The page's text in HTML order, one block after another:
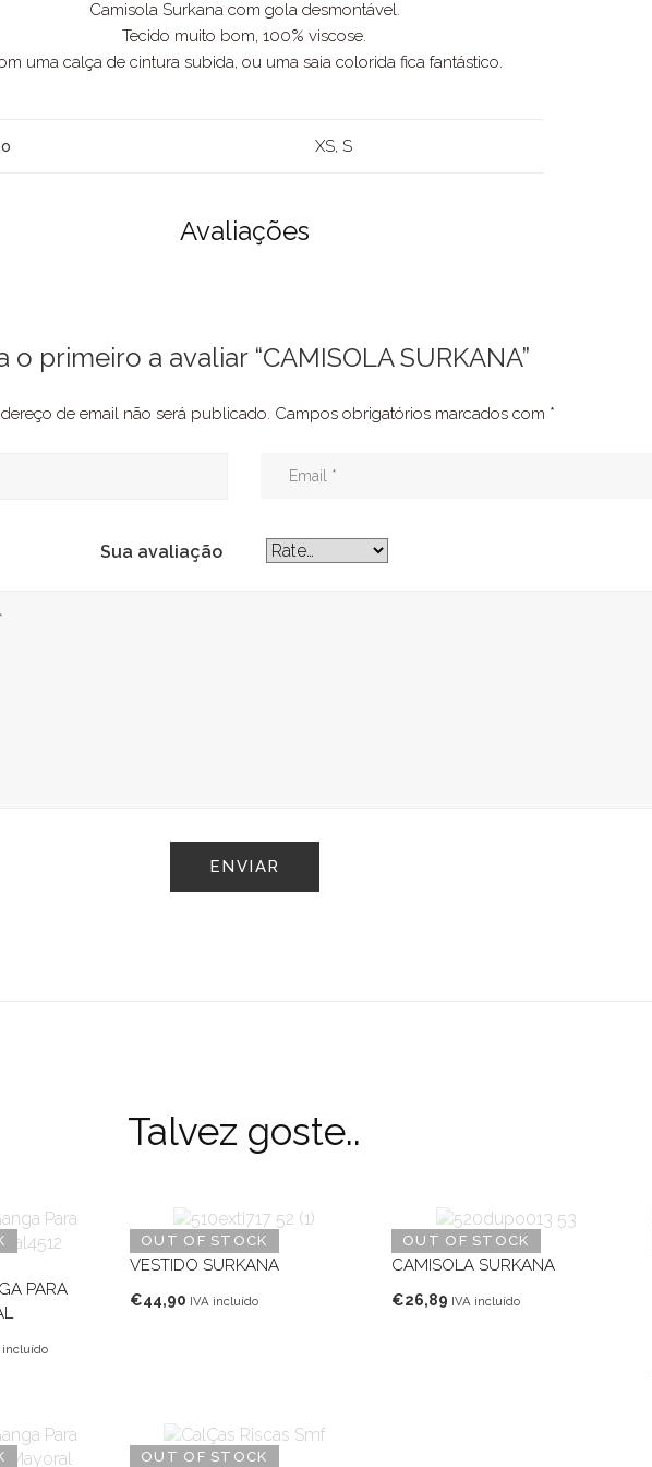
Camisola Surkana com gola desmontável.
Tecido muito bom, 100% viscose.
uma calça de cintura subida, ou uma saia colorida fica fantástico.
XS, S
Avaliações
o primeiro a avaliar “CAMISOLA SURKANA”
de email não será publicado. Campos obrigatórios marcados com *
Sua avaliação
Talvez goste..
PARA
incluído
OUT OF STOCK
VESTIDO SURKANA
€44,90 IVA incluído
OUT OF STOCK
CAMISOLA SURKANA
€26,89 IVA incluído
OUT OF STOCK